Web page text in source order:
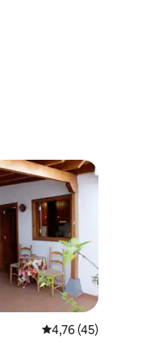
142 recensies
5, 37 recensies
Gemiddelde
4,76 (45)